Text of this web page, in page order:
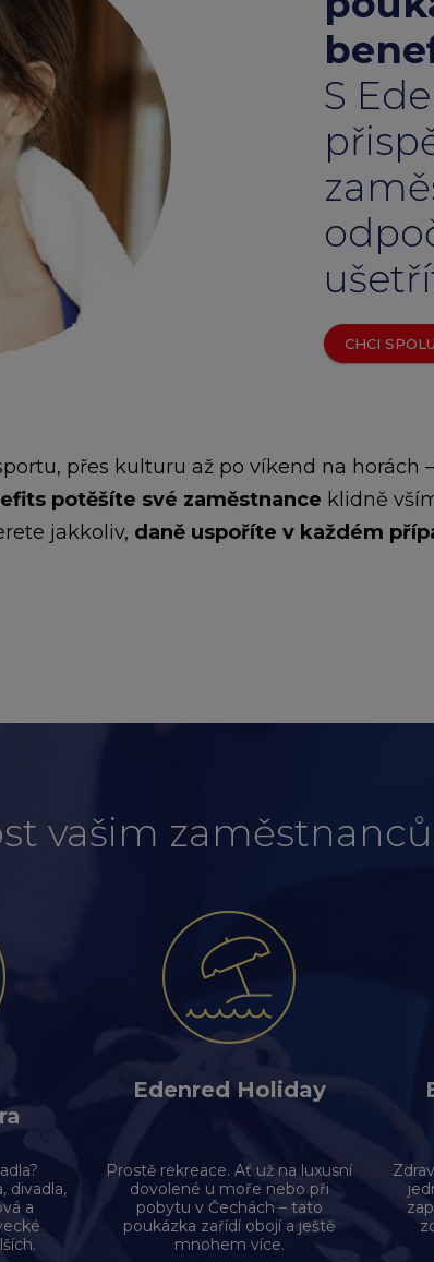
Edenred Benefity Premium
Návod k přihlášení
S
CHCI
přes kulturu až po víkend na horách
potěšíte své zaměstnance klidně
jakkoliv, daně uspoříte v každém
vašim
divadla,
a
Edenred Holiday
Prostě rekreace. Ať už na luxusní
dovolené u moře nebo při
pobytu v Čechách – tato
poukázka zařídí obojí a ještě
mnohem více.